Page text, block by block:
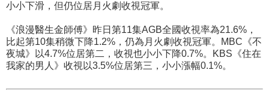
小小下滑，但仍位居月火劇收視冠軍。
《浪漫醫生金師傅》昨日第11集AGB全國收視率為21.6%，
比起第10集稍微下降1.2%，仍為月火劇收視冠軍。MBC《不
夜城》以4.7%位居第二，收視也小小下降0.7%。KBS《住在
我家的男人》收視以3.5%位居第三，小小漲幅0.1%。